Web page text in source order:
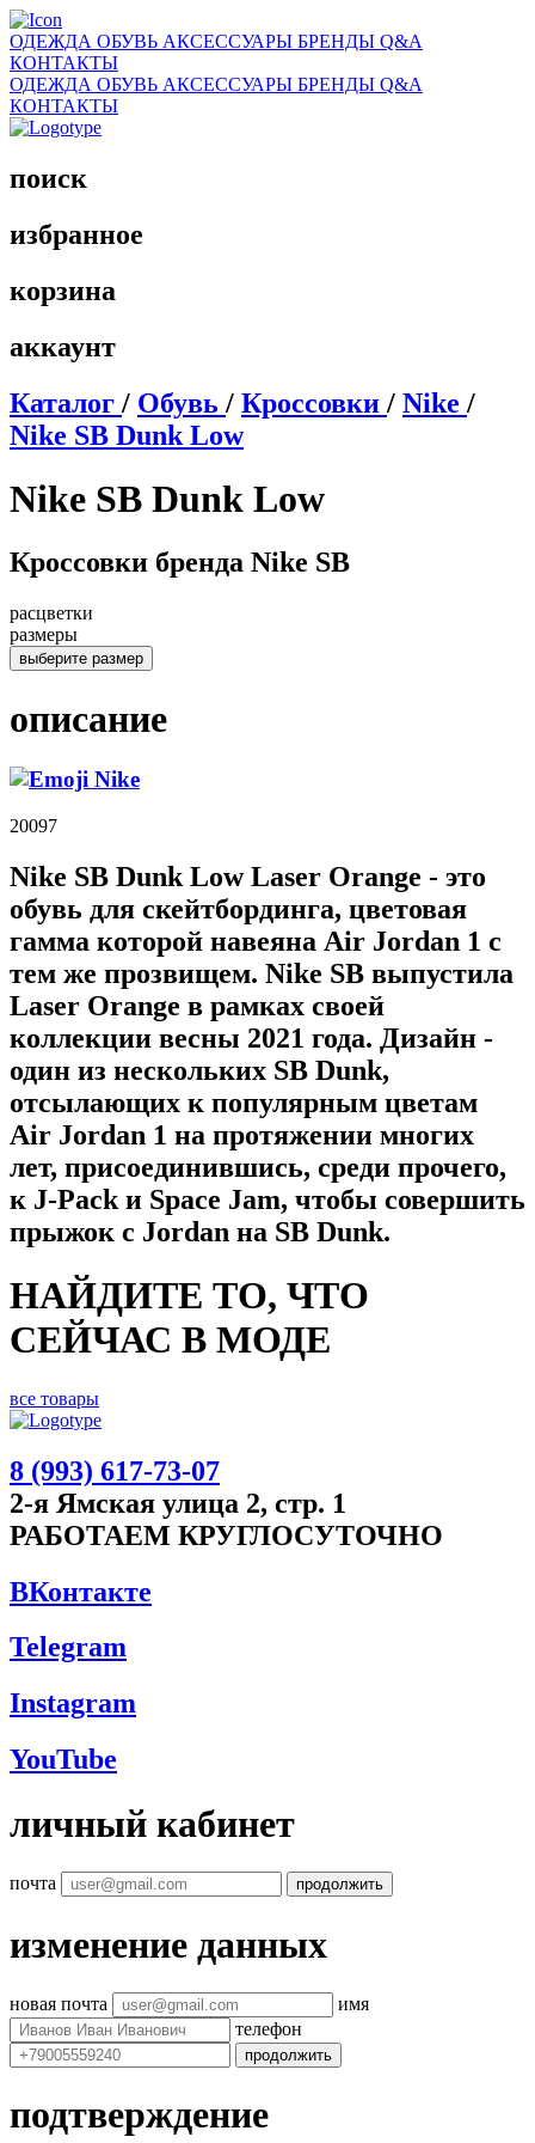
ОДЕЖДА ОБУВЬ АКСЕССУАРЫ БРЕНДЫ Q&A
КОНТАКТЫ
ОДЕЖДА ОБУВЬ АКСЕССУАРЫ БРЕНДЫ Q&A
КОНТАКТЫ
поиск
избранное
корзина
аккаунт
Каталог / Обувь / Кроссовки / Nike /
Nike SB Dunk Low
Nike SB Dunk Low
Кроссовки бренда Nike SB
расцветки
размеры
выберите размер
описание
Nike
20097
Nike SB Dunk Low Laser Orange - это
обувь для скейтбординга, цветовая
гамма которой навеяна Air Jordan 1 с
тем же прозвищем. Nike SB выпустила
Laser Orange в рамках своей
коллекции весны 2021 года. Дизайн -
один из нескольких SB Dunk,
отсылающих к популярным цветам
Air Jordan 1 на протяжении многих
лет, присоединившись, среди прочего,
к J-Pack и Space Jam, чтобы совершить
прыжок с Jordan на SB Dunk.
НАЙДИТЕ ТО, ЧТО
СЕЙЧАС В МОДЕ
все товары
8 (993) 617-73-07
2-я Ямская улица 2, стр. 1
РАБОТАЕМ КРУГЛОСУТОЧНО
ВКонтакте
Telegram
Instagram
YouTube
личный кабинет
почта продолжить
изменение данных
новая почта
имя
телефон
продолжить
подтверждение